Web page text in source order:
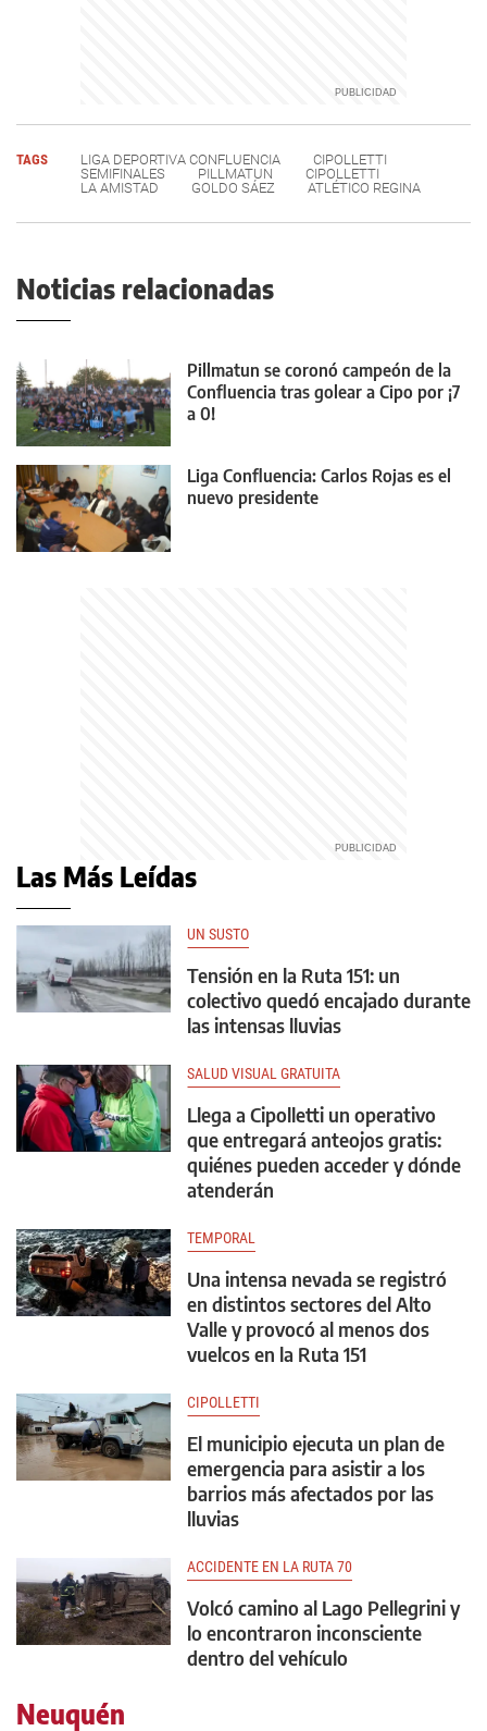
TAGS LIGA DEPORTIVA CONFLUENCIA
CIPOLLETTI
SEMIFINALES
PILLMATUN
CIPOLLETTI
LA AMISTAD
GOLDO SÁEZ ATLÉTICO REGINA
Noticias relacionadas
Pillmatun se coronó campeón de la
Confluencia tras golear a Cipo por ¡7
a 0!
Liga Confluencia: Carlos Rojas es el
nuevo presidente
Las Más Leídas
UN SUSTO
Tensión en la Ruta 151: un
colectivo quedó encajado durante
las intensas lluvias
SALUD VISUAL GRATUITA
Llega a Cipolletti un operativo
que entregará anteojos gratis:
quiénes pueden acceder y dónde
atenderán
TEMPORAL
Una intensa nevada se registró
en distintos sectores del Alto
Valle y provocó al menos dos
vuelcos en la Ruta 151
CIPOLLETTI
El municipio ejecuta un plan de
emergencia para asistir a los
barrios más afectados por las
lluvias
ACCIDENTE EN LA RUTA 70
Volcó camino al Lago Pellegrini y
lo encontraron inconsciente
dentro del vehículo
Neuquén